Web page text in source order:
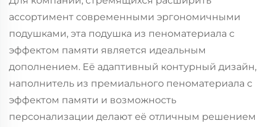
ассортимент современными эргономичными
подушками, эта подушка из пеноматериала с
эффектом памяти является идеальным
дополнением. Её адаптивный контурный дизайн,
наполнитель из премиального пеноматериала с
эффектом памяти и возможность
персонализации делают её отличным решением